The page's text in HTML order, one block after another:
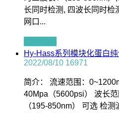
长同时检测, 四波长同时检
网口...
Hy-Hass系列模块化蛋白
2022/08/10 16971
简介： 流速范围：
40Mpa（5600psi） 波长
（195-850nm） 可选 检